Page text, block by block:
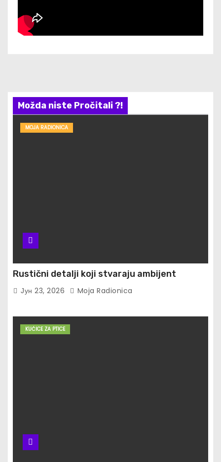
Možda niste Pročitali ?!
MOJA RADIONICA
Rustični detalji koji stvaraju ambijent
Јун 23, 2026 Moja Radionica
KUĆICE ZA PTICE